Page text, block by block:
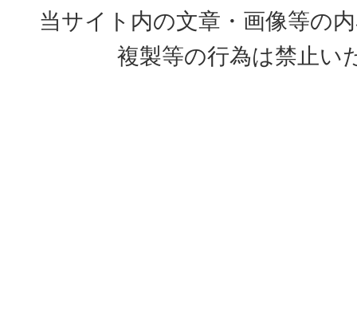
当サイト内の文章・画像等の
複製等の行為は禁止い